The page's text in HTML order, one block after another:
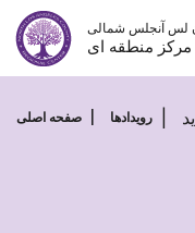
پرش
محتوا
لس آنجلس شمالی
مرکز منطقه ای
صفحه اصلی رویدادها